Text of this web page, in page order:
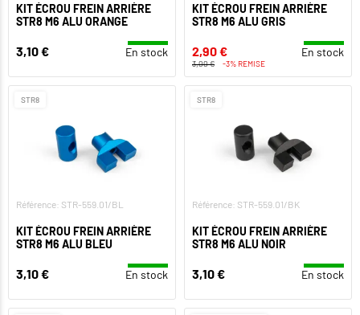
KIT ÉCROU FREIN ARRIÈRE
STR8 M6 ALU ORANGE
3,10 € En stock
KIT ÉCROU FREIN ARRIÈRE
STR8 M6 ALU GRIS
2,90 € En stock
3,00 € -3% REMISE
STR8
Référence: STR-559.01/BL
KIT ÉCROU FREIN ARRIÈRE
STR8 M6 ALU BLEU
3,10 € En stock
STR8
Référence: STR-559.01/BK
KIT ÉCROU FREIN ARRIÈRE
STR8 M6 ALU NOIR
3,10 € En stock